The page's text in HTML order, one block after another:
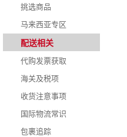
挑选商品
马来西亚专区
配送相关
代购发票获取
海关及税项
收货注意事项
国际物流常识
包裹追踪